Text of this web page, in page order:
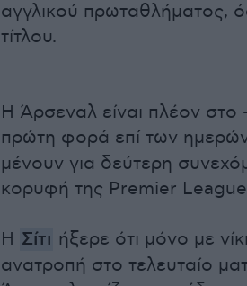
αγγλικού πρωταθλήματος,
τίτλου.
Η Άρσεναλ είναι πλέον στο
πρώτη φορά επί των
μένουν για δεύτερη
κορυφή της Premier
Η Σίτι ήξερε ότι μόνο με
ανατροπή στο τελευταίο